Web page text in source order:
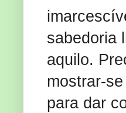
sabedoria
aquilo.
mostrar-
para dar